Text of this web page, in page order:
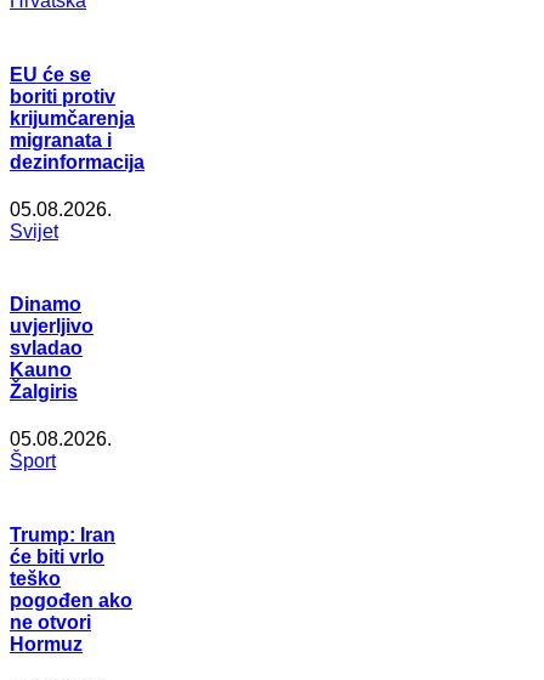
EU će se
boriti protiv
krijumčarenja
migranata i
dezinformacija
05.08.2026.
Svijet
Dinamo
uvjerljivo
svladao
Kauno
Žalgiris
05.08.2026.
Šport
Trump: Iran
će biti vrlo
teško
pogođen ako
ne otvori
Hormuz